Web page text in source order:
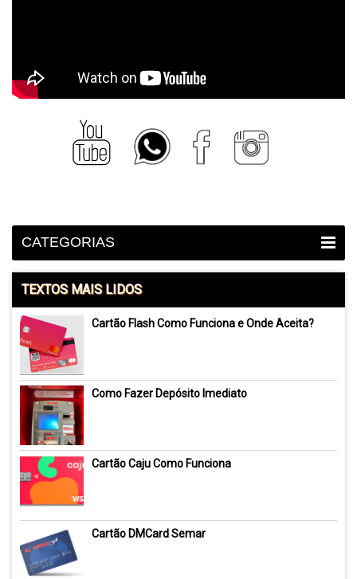
CATEGORIAS
TEXTOS MAIS LIDOS
Cartão Flash Como Funciona e Onde Aceita?
Como Fazer Depósito Imediato
Cartão Caju Como Funciona
Cartão DMCard Semar